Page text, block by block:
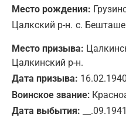
Место рождения:
Цалкский р-н. с.
Место призыва:
Цалкинский р-н.
Дата призыва: 16.02.1940
Воинское звание:
Дата выбытия: __.09.1941